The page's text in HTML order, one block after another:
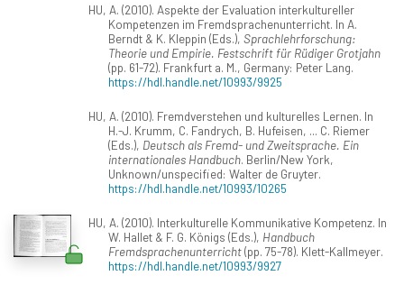
HU, A. (2010). Aspekte der Evaluation interkultureller
Kompetenzen im Fremdsprachenunterricht. In A.
Berndt & K. Kleppin (Eds.), Sprachlehrforschung:
Theorie und Empirie. Festschrift für Rüdiger Grotjahn
(pp. 61-72). Frankfurt a. M., Germany: Peter Lang.
https://hdl.handle.net/10993/9925
HU, A. (2010). Fremdverstehen und kulturelles Lernen. In
H.-J. Krumm, C. Fandrych, B. Hufeisen, ... C. Riemer
(Eds.), Deutsch als Fremd- und Zweitsprache. Ein
internationales Handbuch. Berlin/New York,
Unknown/unspecified: Walter de Gruyter.
https://hdl.handle.net/10993/10265
HU, A. (2010). Interkulturelle Kommunikative Kompetenz. In
W. Hallet & F. G. Königs (Eds.), Handbuch
Fremdsprachenunterricht(pp. 75-78). Klett-Kallmeyer.
https://hdl.handle.net/10993/9927